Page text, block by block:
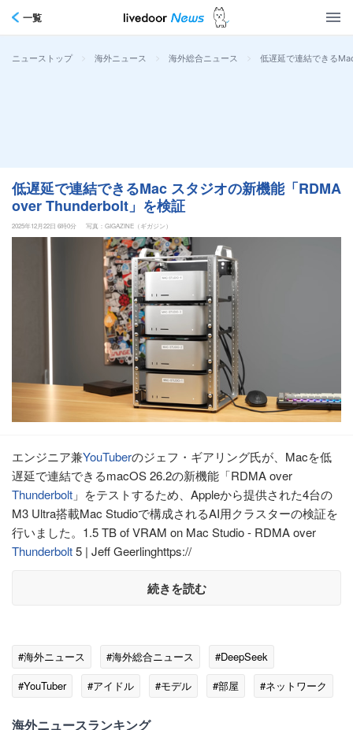
一覧
ニューストップ > 海外ニュース > 海外総合ニュース > 低遅延で連結できる
低遅延で連結できるMac スタジオの新機能「RDMA
over Thunderbolt」を検証
2025年12月22日 6時0分 写真：GIGAZINE（ギガジン）
エンジニア兼YouTuberのジェフ・ギアリング氏が、Macを低
遅延で連結できるmacOS 26.2の新機能「RDMA over
Thunderbolt 」をテストするため、Appleから提供された4台の
M3 Ultra搭載Mac Studioで構成されるAI用クラスターの検証を
行いました。1.5 TB of VRAM on Mac Studio - RDMA over
Thunderbolt5 | Jeff Geerlinghttps://
続きを読む
#海外ニュース #海外総合ニュース
#DeepSeek
#YouTuber
#アイドル #モデル #部屋
#ネットワーク
海外ニュースランキング